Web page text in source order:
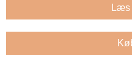
Læs